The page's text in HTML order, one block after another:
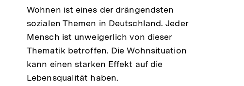
Wohnen ist eines der drängendsten
sozialen Themen in Deutschland. Jeder
Mensch ist unweigerlich von dieser
Thematik betroffen. Die Wohnsituation
kann einen starken Effekt auf die
Lebensqualität haben.